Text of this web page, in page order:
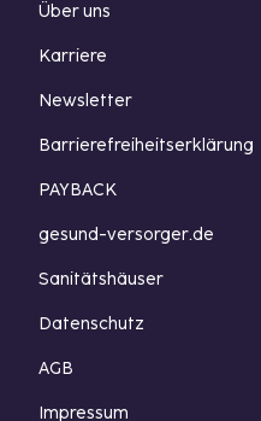
Über uns
Karriere
Newsletter
Barrierefreiheitserklärung
PAYBACK
gesund-versorger.de
Sanitätshäuser
Datenschutz
AGB
Impressum